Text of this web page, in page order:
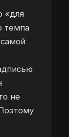
«для
темпа
не